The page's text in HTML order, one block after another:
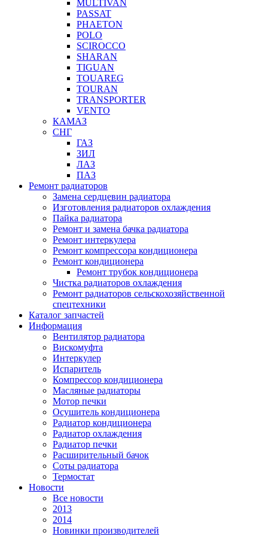
MULTIVAN
PASSAT
PHAETON
POLO
SCIROCCO
SHARAN
TIGUAN
TOUAREG
TOURAN
TRANSPORTER
VENTO
КАМАЗ
СНГ
ГАЗ
ЗИЛ
ЛАЗ
ПАЗ
Ремонт радиаторов
Замена сердцевин радиатора
Изготовления радиаторов охлаждения
Пайка радиатора
Ремонт и замена бачка радиатора
Ремонт интеркулера
Ремонт компрессора кондиционера
Ремонт кондиционера
Ремонт трубок кондиционера
Чистка радиаторов охлаждения
Ремонт радиаторов сельскохозяйственной
спецтехники
Каталог запчастей
Информация
Вентилятор радиатора
Вискомуфта
Интеркулер
Испаритель
Компрессор кондиционера
Масляные радиаторы
Мотор печки
Осушитель кондиционера
Радиатор кондиционера
Радиатор охлаждения
Радиатор печки
Расширительный бачок
Соты радиатора
Термостат
Новости
Все новости
2013
2014
Новинки производителей